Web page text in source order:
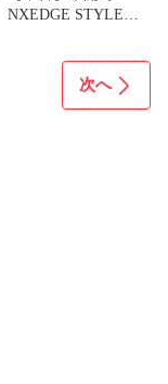
NXEDGE STYLE
ワタル2」 バンダイ
次へ